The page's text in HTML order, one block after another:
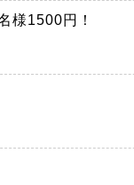
様1500円！